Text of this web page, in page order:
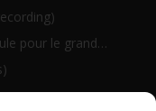
pour le grand…